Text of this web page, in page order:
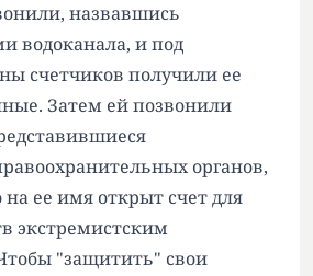
назвавшись
водоканала, и под
счетчиков получили ее
Затем ей позвонили
органов,
ее имя открыт счет для
экстремистским
"защитить" свои